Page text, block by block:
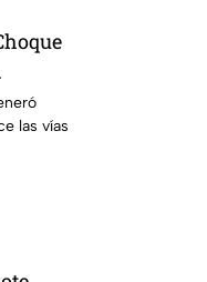
las vías